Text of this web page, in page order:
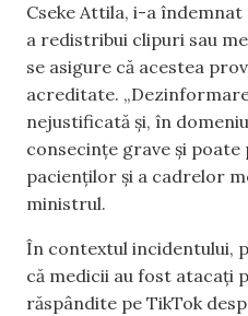
Cseke Attila, i-a
a redistribui clipuri sau
se asigure că acestea
acreditate.
nejustificată și, în
consecințe grave și
pacienților și a cadrelor
ministrul.
În contextul incidentului,
că medicii au fost atacați
răspândite pe TikTok